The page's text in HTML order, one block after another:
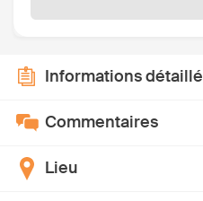
Informations
Commentaires
Lieu